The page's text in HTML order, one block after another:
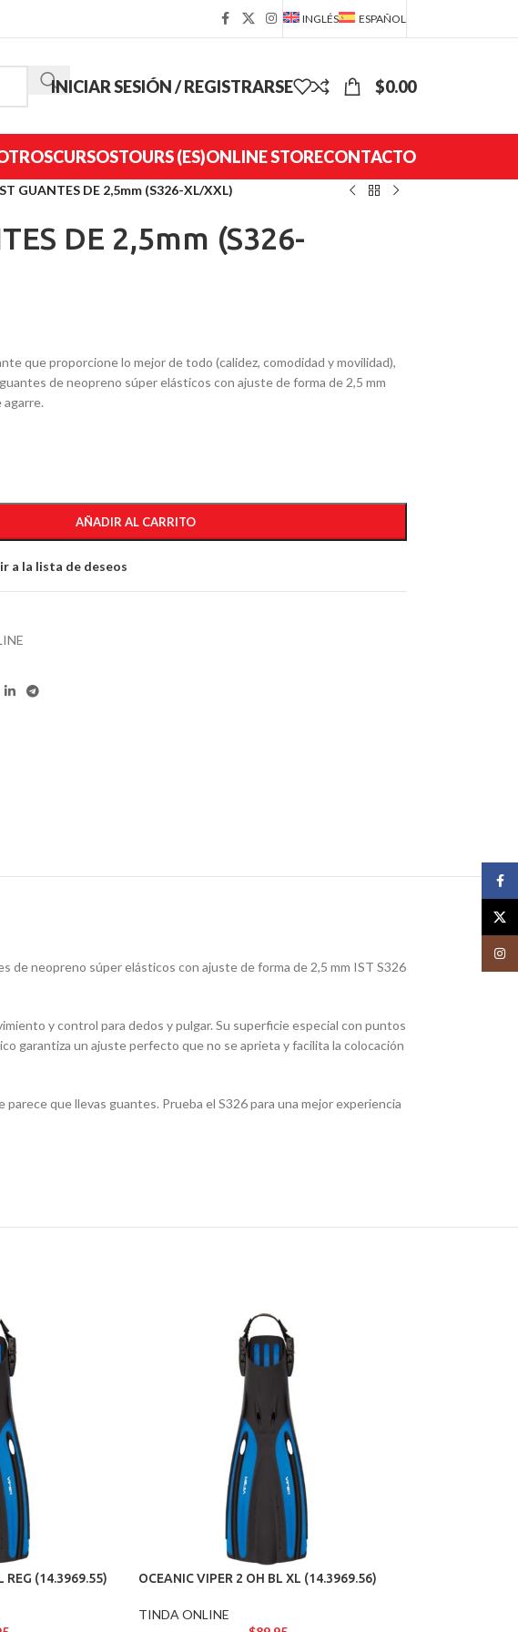
INGLÉS ESPAÑOL
INICIAR SESIÓN / REGISTRARSE $0.00
CURSOSTOURS (ES)ONLINE STORECONTACTO
GUANTES DE 2,5mm (S326-XL/XXL)
DE 2,5mm (S326-
que proporcione lo mejor de todo (calidez, comodidad y movilidad),
de neopreno súper elásticos con ajuste de forma de 2,5 mm
AÑADIR AL CARRITO
a la lista de deseos
de neopreno súper elásticos con ajuste de forma de 2,5 mm IST S326
y control para dedos y pulgar. Su superficie especial con puntos
garantiza un ajuste perfecto que no se aprieta y facilita la colocación
que llevas guantes. Prueba el S326 para una mejor experiencia
REG (14.3969.55) OCEANIC VIPER 2 OH BL XL (14.3969.56)
TINDA ONLINE